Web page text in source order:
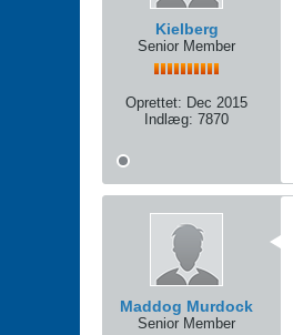
Kielberg
Senior Member
Oprettet: Dec 2015
Indlæg: 7870
Maddog Murdock
Senior Member